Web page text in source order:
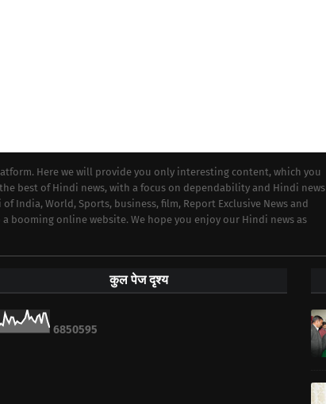
Here we will provide you only interesting content, which you
best of Hindi news, with a focus on dependability and Hindi news
India, World, Sports, business, film, Report Exclusive News and
booming online website. We hope you enjoy our Hindi news as
कुल पेज दृश्य
6850595